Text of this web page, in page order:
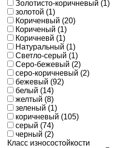
Золотисто-коричневый (1)
золотой (1)
Кориченвый (20)
Кориченый (1)
Коричневй (1)
Натуральный (1)
Светло-серый (1)
Серо-бежевый (2)
серо-коричневый (2)
бежевый (92)
белый (14)
желтый (8)
зеленый (1)
коричневый (105)
серый (74)
черный (2)
Класс износостойкости